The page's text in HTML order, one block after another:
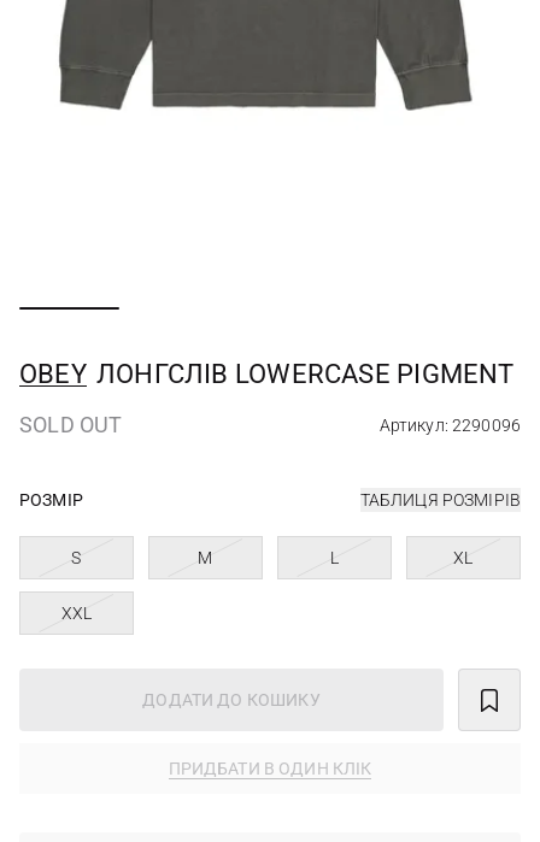
OBEY ЛОНГСЛІВ LOWERCASE PIGMENT
SOLD OUT Артикул: 2290096
РОЗМІР ТАБЛИЦЯ РОЗМІРІВ
S M L XL
XXL
ДОДАТИ ДО КОШИКУ
ПРИДБАТИ В ОДИН КЛІК